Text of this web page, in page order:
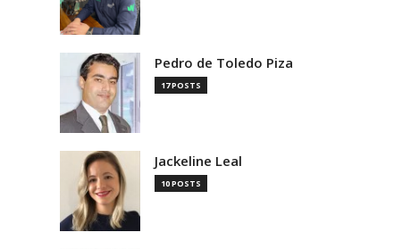
Pedro de Toledo Piza
17 POSTS
Jackeline Leal
10 POSTS